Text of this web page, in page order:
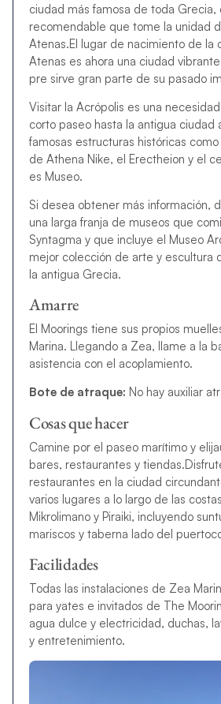
ciudad más famosa de toda
recomendable que tome la unidad
Atenas.El lugar de nacimiento de la
Atenas es ahora una ciudad
pre sirve gran parte de su pasado
Visitar la Acrópolis es una
corto paseo hasta la antigua ciudad
famosas estructuras históricas
de Athena Nike, el Erectheion y el
es Museo.
Si desea obtener más información,
una larga franja de museos que
Syntagma y que incluye el Museo
mejor colección de arte y escultura
la antigua Grecia.
Amarre
El Moorings tiene sus propios
Marina. Llegando a Zea, llame a la
asistencia con el acoplamiento.
Bote de atraque: No hay auxiliar
Cosas que hacer
Camine por el paseo marítimo y elija
bares, restaurantes y
restaurantes en la ciudad
varios lugares a lo largo de las
Mikrolimano y Piraiki, incluyendo
mariscos y taberna lado del puerto
Facilidades
Todas las instalaciones de Zea
para yates e invitados de The
agua dulce y electricidad, duchas,
y entretenimiento.